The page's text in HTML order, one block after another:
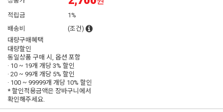
적립금
1%
배송비
(조건)
대량구매혜택
대량할인
동일상품 구매 시, 옵션 포함
· 10 ~ 19개 개당3% 할인
· 20 ~ 99개 개당 5% 할인
· 100 ~ 99999개 개당 10% 할인
* 할인적용금액은 장바구니에서
확인해주세요.